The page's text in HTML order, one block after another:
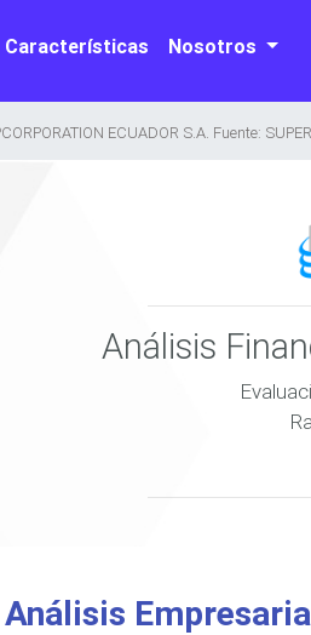
Características Nosotros
ECUADOR S.A. Fuente:
Análisis
Análisis